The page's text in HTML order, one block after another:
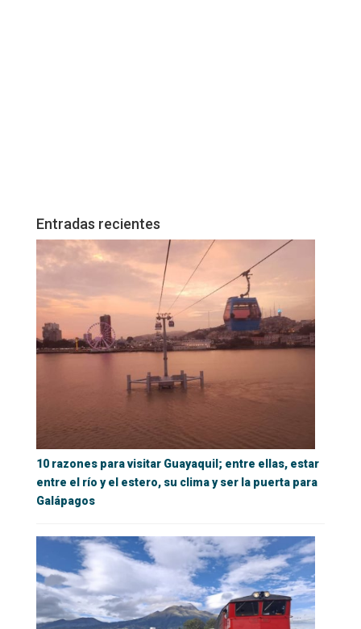
Entradas recientes
10 razones para visitar Guayaquil; entre ellas, estar
entre el río y el estero, su clima y ser la puerta para
Galápagos